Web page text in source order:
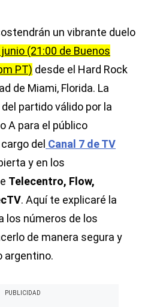
un vibrante duelo
(21:00 de Buenos
PT) desde el Hard Rock
de Miami, Florida. La
partido válido por la
A para el público
del Canal 7 de TV
y en los
Telecentro, Flow,
. Aquí te explicaré la
los números de los
de manera segura y
argentino.